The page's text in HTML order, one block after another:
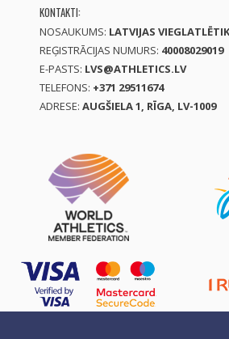
KONTAKTI:
NOSAUKUMS: LATVIJAS
REĢISTRĀCIJAS NUMURS: 40008029019
E-PASTS: LVS@ATHLETICS.LV
TELEFONS: +371 29511674
ADRESE: AUGŠIELA 1, RĪGA, LV-1009